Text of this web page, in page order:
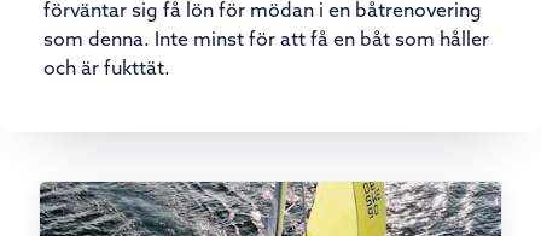
förväntar sig få lön för mödan i en båtrenovering
som denna. Inte minst för att få en båt som håller
och är fukttät.